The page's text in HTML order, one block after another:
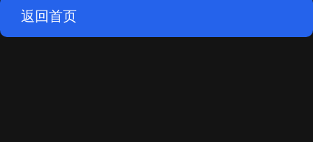
返回首页